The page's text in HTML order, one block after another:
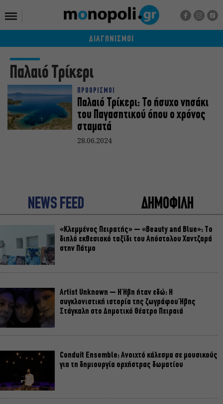
ΔΙΑΓΩΝΙΣΜΟΙ
Παλαιό Τρίκερι
ΠΡΟΟΡΙΣΜΟΙ
Παλαιό Τρίκερι: Το ήσυχο νησάκι
του Παγασητικού όπου ο χρόνος
σταματά
28.06.2024
NEWS FEED ΔΗΜΟΦΙΛΗ
«Κλεμμένος Πειρατής» – «Beauty and Blue»: Το
διπλό εκθεσιακό ταξίδι του Απόστολου Χαντζαρά
στην Πάτμο
Artist Unknown – Η Ήβη ήταν εδώ: Η
συγκλονιστική ιστορία της ζωγράφου Ήβης
Στάγκαλη στο Δημοτικό Θέατρο Πειραιά
Conduit Ensemble: Ανοιχτό κάλεσμα σε μουσικούς
για τη δημιουργία ορχήστρας δωματίου